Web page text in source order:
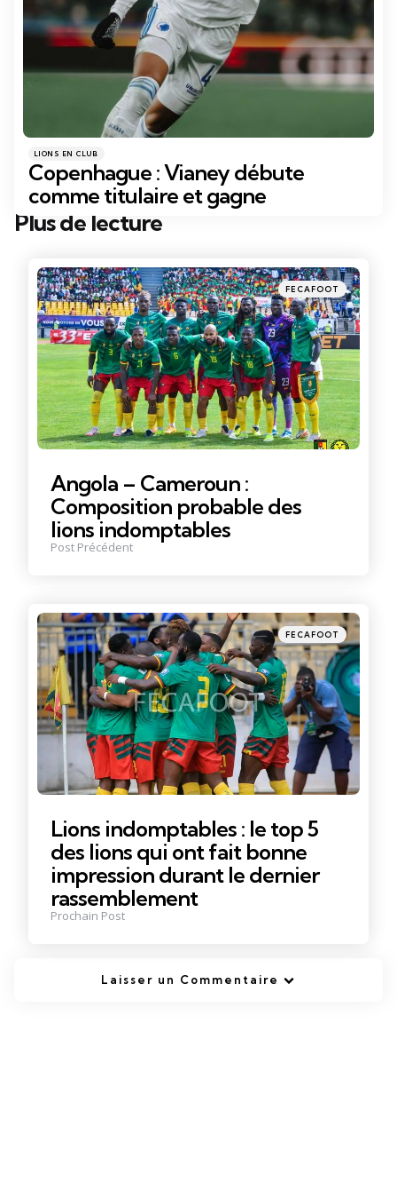
Catégories
Posté
dans
LIONS EN CLUB
Copenhague : Vianey débute
comme titulaire et gagne
Plus de lecture
Post
Posté
dans
FECAFOOT
Angola – Cameroun :
Composition probable des
lions indomptables
Post Précédent
Posté
dans
FECAFOOT
Lions indomptables : le top 5
des lions qui ont fait bonne
impression durant le dernier
rassemblement
Prochain Post
Laisser un Commentaire